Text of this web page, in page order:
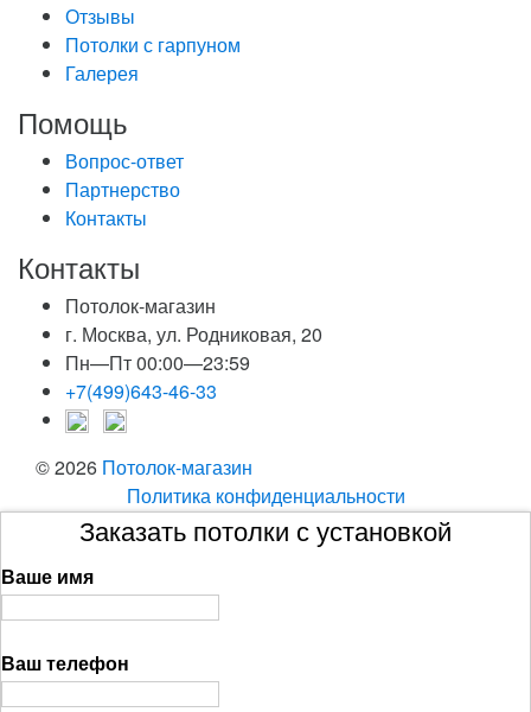
Отзывы
Потолки с гарпуном
Галерея
Помощь
Вопрос-ответ
Партнерство
Контакты
Контакты
Потолок-магазин
г. Москва, ул. Родниковая, 20
Пн—Пт 00:00—23:59
+7(499)643-46-33
© 2026 Потолок-магазин
Политика конфиденциальности
Заказать потолки с установкой
Ваше имя
Ваш телефон